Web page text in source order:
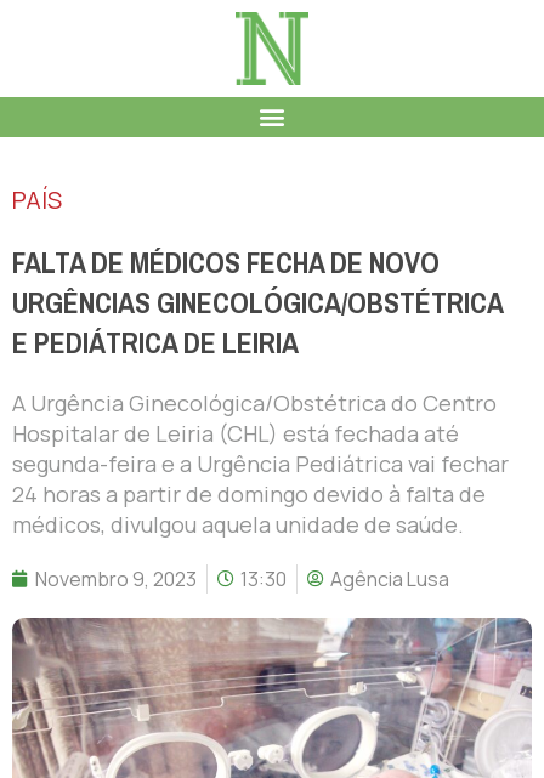
PAÍS
FALTA DE MÉDICOS FECHA DE NOVO
URGÊNCIAS GINECOLÓGICA/OBSTÉTRICA
E PEDIÁTRICA DE LEIRIA
A Urgência Ginecológica/Obstétrica do Centro
Hospitalar de Leiria (CHL) está fechada até
segunda-feira e a Urgência Pediátrica vai fechar
24 horas a partir de domingo devido à falta de
médicos, divulgou aquela unidade de saúde.
Novembro 9, 2023 13:30 Agência Lusa